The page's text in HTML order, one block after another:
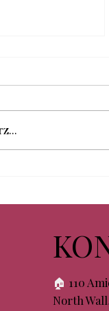
🏠︎ 110
North